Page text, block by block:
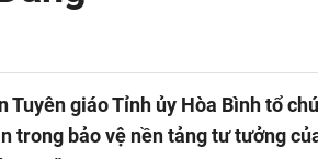
Tuyên giáo Tỉnh ủy Hòa Bình tổ
trong bảo vệ nền tảng tư tưởng